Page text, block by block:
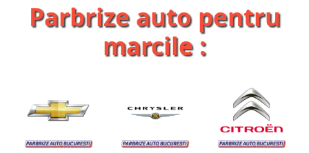
Parbrize auto pentru
marcile :